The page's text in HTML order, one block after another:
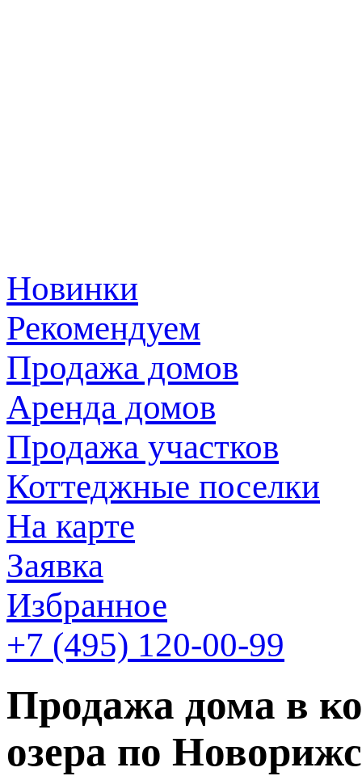
Новинки
Рекомендуем
Продажа домов
Аренда домов
Продажа участков
Коттеджные поселки
На карте
Заявка
Избранное
+7 (495) 120-00-99
Продажа дома в
озера по